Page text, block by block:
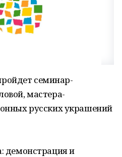
семинар-
мастера-
русских украшений
демонстрация и